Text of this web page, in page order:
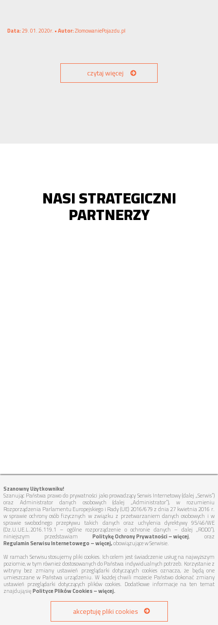
Data:29. 01. 2020r. •Autor:ZlomowaniePojazdu.pl
czytaj więcej
NASI STRATEGICZNI
PARTNERZY
Szanowny Użytkowniku!
Szanując Państwa prawo do prywatności jako prowadzący Serwis Internetowy (dalej „Serwis”)
oraz Administrator danych osobowych (dalej „Administrator”), w rozumieniu
Rozporządzenia Parlamentu Europejskiego i Rady (UE) 2016/679 z dnia 27 kwietnia 2016 r.
w sprawie ochrony osób fizycznych w związku z przetwarzaniem danych osobowych i w
sprawie swobodnego przepływu takich danych oraz uchylenia dyrektywy 95/46/WE
(Dz.U.UE.L.2016.119.1 – ogólne rozporządzenie o ochronie danych – dalej „RODO”),
niniejszym przedstawiam Politykę Ochrony Prywatności – więcej, oraz
Regulamin Serwisu Internetowego – więcej,obowiązujące w Serwisie.
W ramach Serwisu stosujemy pliki cookies. Ich celem jest świadczenie usług na najwyższym
poziomie, w tym również dostosowanych do Państwa indywidualnych potrzeb. Korzystanie z
witryny bez zmiany ustawień przeglądarki dotyczących cookies oznacza, że będą one
umieszczane w Państwa urządzeniu. W każdej chwili możecie Państwo dokonać zmiany
ustawień przeglądarki dotyczących plików cookies. Dodatkowe informacje na ten temat
znajdują sięPolityce Plików Cookies – więcej.
akceptuję pliki cookies